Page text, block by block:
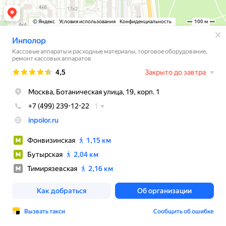
© Яндекс Условия использования Конфиденциальность 100 м
Инполор
Кассовые аппараты и расходные материалы, торговое оборудование,
ремонт кассовых аппаратов
Рейтинг
4,5 Закрыто до завтра
Москва, Ботаническая улица, 19, корп. 1
+7 (499) 239-12-22
1
inpolor.ru
Фонвизинская
1,15 км
Бутырская
2,04 км
Тимирязевская
2,16 км
Как добраться Об организации
Вызвать такси Сообщить об ошибке